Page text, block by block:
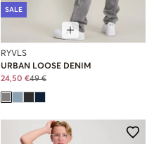
SALE
RYVLS
URBAN LOOSE DENIM
24,50 €49 €